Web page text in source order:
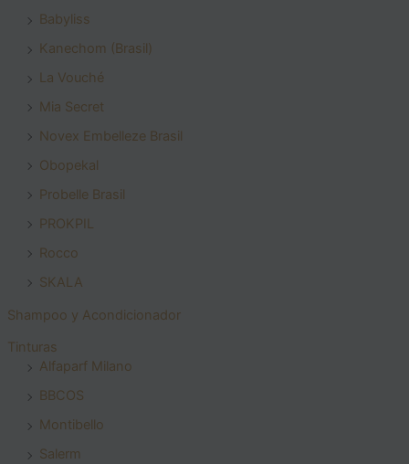
Babyliss
Kanechom (Brasil)
La Vouché
Mia Secret
Novex Embelleze Brasil
Obopekal
Probelle Brasil
PROKPIL
Rocco
SKALA
Shampoo y Acondicionador
Tinturas
Alfaparf Milano
BBCOS
Montibello
Salerm